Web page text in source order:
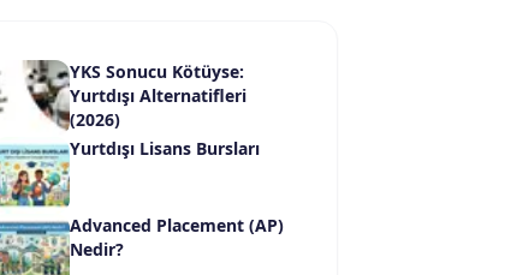
YKS Sonucu Kötüyse:
Yurtdışı Alternatifleri
(2026)
Yurtdışı Lisans Bursları
Advanced Placement (AP)
Nedir?